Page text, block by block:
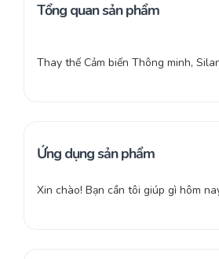
Tổng quan sản phẩm
Thay thế Cảm biến Thông minh,
Ứng dụng sản phẩm
Xin chào! Bạn cần tôi giúp gì hôm